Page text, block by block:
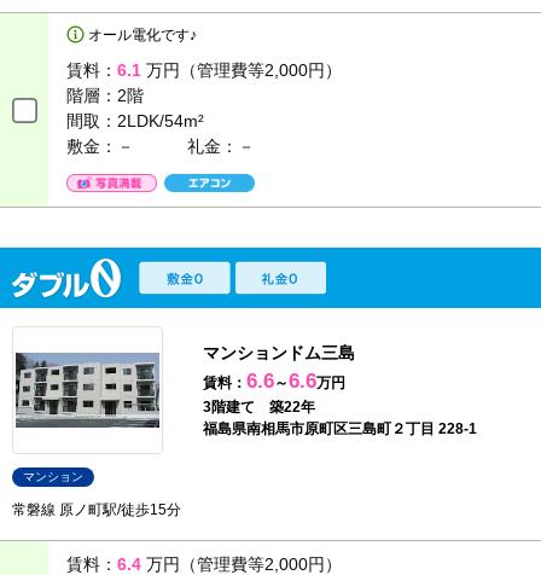
オール電化です♪
賃料： 6.1 万円（管理費等2,000円）
階層： 2階
間取： 2LDK/54m²
敷金：－
礼金：－
マンションドム三島
賃料： 6.6～6.6万円
3階建て 築22年
福島県南相馬市原町区三島町２丁目 228-1
マンション
常磐線 原ノ町駅/徒歩15分
賃料： 6.4 万円（管理費等2,000円）